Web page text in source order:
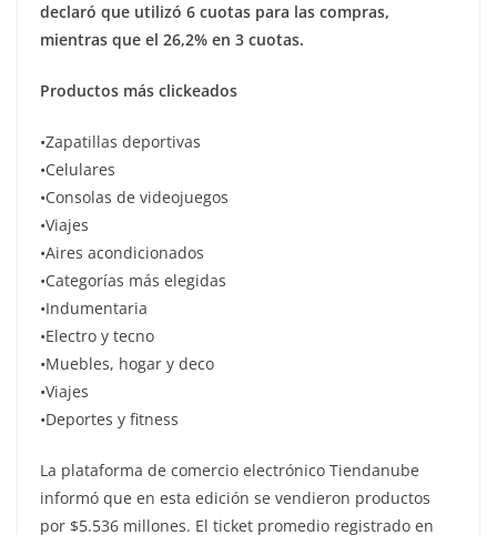
declaró que utilizó 6 cuotas para las compras,
mientras que el 26,2% en 3 cuotas.
Productos más clickeados
•Zapatillas deportivas
•Celulares
•Consolas de videojuegos
•Viajes
•Aires acondicionados
•Categorías más elegidas
•Indumentaria
•Electro y tecno
•Muebles, hogar y deco
•Viajes
•Deportes y fitness
La plataforma de comercio electrónico Tiendanube
informó que en esta edición se vendieron productos
por $5.536 millones. El ticket promedio registrado en